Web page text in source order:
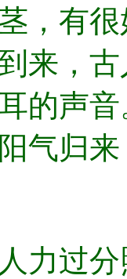
，有
来，
的声
气归
力过